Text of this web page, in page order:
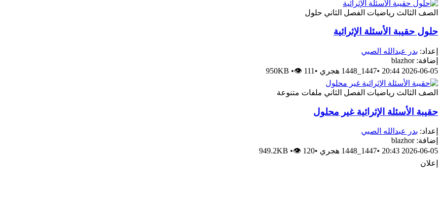
الصف الثالث رياضيات الفصل الثاني حلول
حلول حقيبة الأسئلة الإثرائية
إعداد: بدر عبدالله الصبي
إضافة: blazhor
2026-06-05 20:44
•1447_1448 هجري •
950KB •👁 111
الصف الثالث رياضيات الفصل الثاني ملفات متنوعة
حقيبة الأسئلة الإثرائية غير محلول
إعداد: بدر عبدالله الصبي
إضافة: blazhor
2026-06-05 20:43
•1447_1448 هجري •
949.2KB •👁 120
إعلان